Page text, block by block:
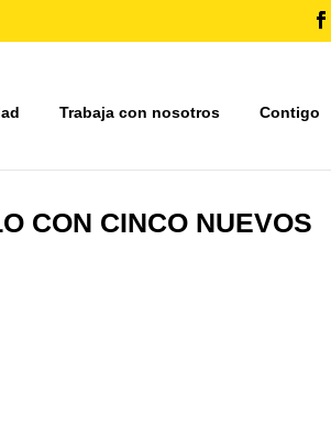
Trabaja con nosotros Contigo
CON CINCO NUEVOS